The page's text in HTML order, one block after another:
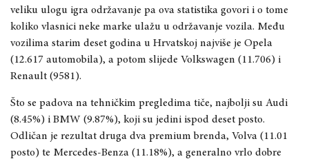
veliku ulogu igra održavanje pa ova statistika govori i o tome
koliko vlasnici neke marke ulažu u održavanje vozila. Među
vozilima starim deset godina u Hrvatskoj najviše je Opela
(12.617 automobila), a potom slijede Volkswagen (11.706) i
Renault (9581).
Što se padova na tehničkim pregledima tiče, najbolji su Audi
(8.45%) i BMW (9.87%), koji su jedini ispod deset posto.
Odličan je rezultat druga dva premium brenda, Volva (11.01
posto) te Mercedes-Benza (11.18%), a generalno vrlo dobre